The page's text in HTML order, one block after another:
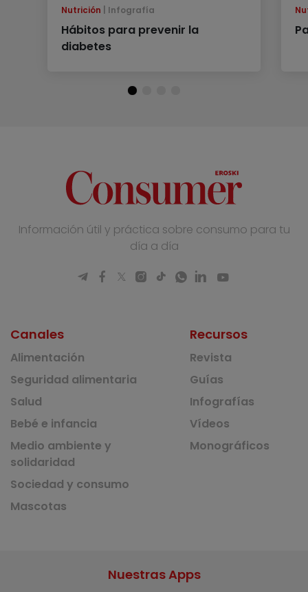
Nutrición Infografía
Hábitos para prevenir la
diabetes
Información útil y práctica sobre consumo para tu
día a día
Canales
Alimentación
Seguridad alimentaria
Salud
Bebé e infancia
Medio ambiente y
solidaridad
Sociedad y consumo
Mascotas
Recursos
Revista
Guías
Infografías
Vídeos
Monográficos
Nuestras Apps